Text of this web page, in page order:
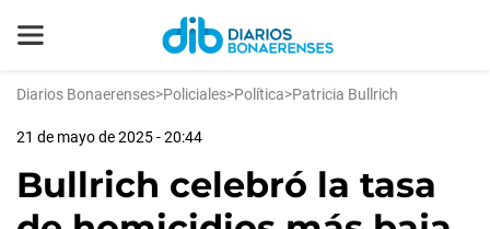
Diarios Bonaerenses>Policiales>Política>Patricia Bullrich
21 de mayo de 2025 - 20:44
Bullrich celebró la tasa